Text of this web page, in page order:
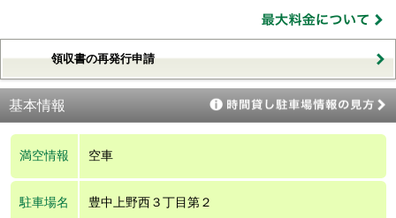
領収書の再発行申請
基本情報
満空情報 空車
駐車場名 豊中上野西３丁目第２